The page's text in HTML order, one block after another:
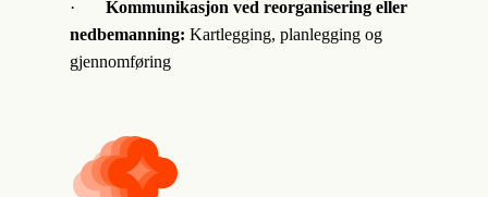
· Kommunikasjon ved reorganisering eller
nedbemanning: Kartlegging, planlegging og
gjennomføring